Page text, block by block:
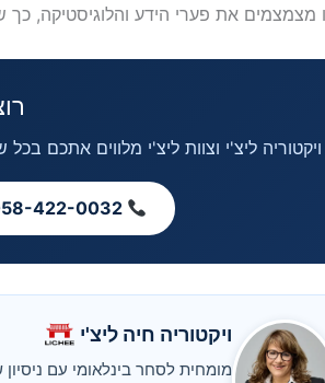
מצמצמים את פערי הידע והלוגיסטיקה,
ויקטוריה ליצ'י וצוות ליצ'י מלווים אתכם
058-422-0032
ויקטוריה חיה ליצ'י
מומחית לסחר בינלאומי עם ניסיון של למעלה